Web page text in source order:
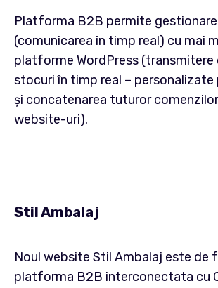
Platforma B2B permite
(comunicarea în timp real) cu mai
platforme WordPress (transmitere
stocuri în timp real – personalizate
și concatenarea tuturor
website-uri).
Stil Ambalaj
Noul website Stil Ambalaj este de
platforma B2B interconectata cu